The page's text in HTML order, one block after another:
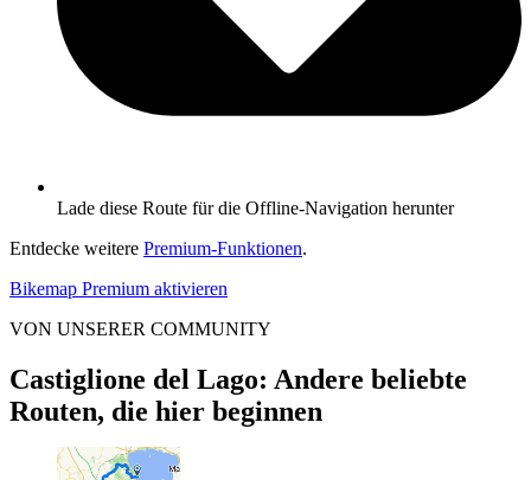
Lade diese Route für die Offline-Navigation herunter
Entdecke weitere Premium-Funktionen.
Bikemap Premium aktivieren
VON UNSERER COMMUNITY
Castiglione del Lago: Andere beliebte
Routen, die hier beginnen